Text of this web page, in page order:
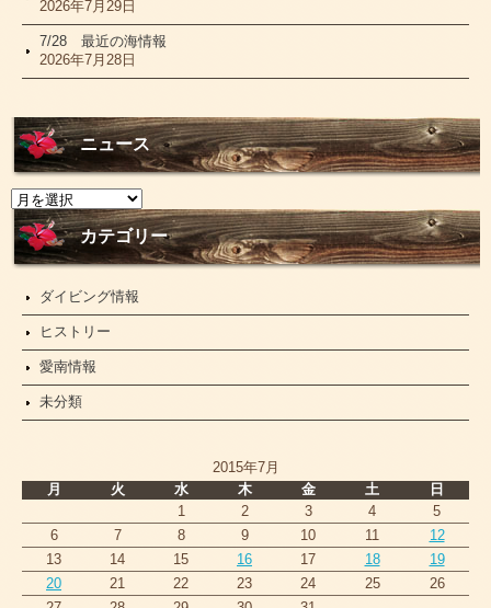
2026年7月29日
7/28 最近の海情報
2026年7月28日
ニュース
ニ
ュ
ー
カテゴリー
ダイビング情報
ヒストリー
愛南情報
未分類
2015年7月
月
火 水 木 金 土
日
1
2 3 4
5
6
7 8 9 10 11
12
13
14 15 16 17 18
19
20
21 22 23 24 25
26